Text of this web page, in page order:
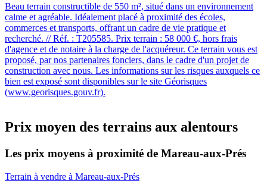
Beau terrain constructible de 550 m², situé dans un environnement
calme et agréable. Idéalement placé à proximité des écoles,
commerces et transports, offrant un cadre de vie pratique et
recherché. // Réf. : T205585. Prix terrain : 58 000 €, hors frais
d'agence et de notaire à la charge de l'acquéreur. Ce terrain vous est
proposé, par nos partenaires fonciers, dans le cadre d'un projet de
construction avec nous. Les informations sur les risques auxquels ce
bien est exposé sont disponibles sur le site Géorisques
(www.georisques.gouv.fr).
Prix moyen des terrains aux alentours
Les prix moyens à proximité de Mareau-aux-Prés
Terrain à vendre à Mareau-aux-Prés